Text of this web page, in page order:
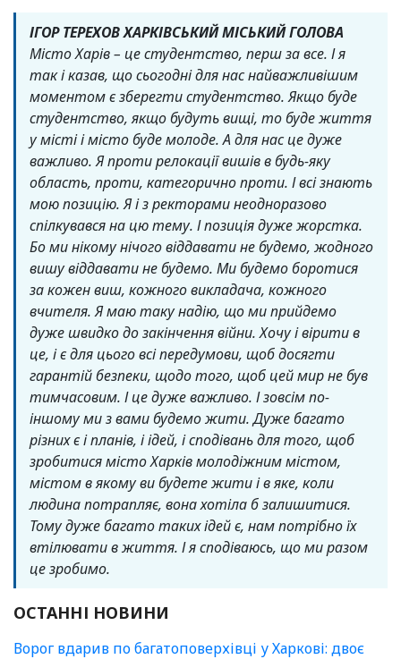
ІГОР ТЕРЕХОВ ХАРКІВСЬКИЙ МІСЬКИЙ ГОЛОВА
Місто Харів – це студентство, перш за все. І я
так і казав, що сьогодні для нас найважливішим
моментом є зберегти студентство. Якщо буде
студентство, якщо будуть вищі, то буде життя
у місті і місто буде молоде. А для нас це дуже
важливо. Я проти релокації вишів в будь-яку
область, проти, категорично проти. І всі знають
мою позицію. Я і з ректорами неодноразово
спілкувався на цю тему. І позиція дуже жорстка.
Бо ми нікому нічого віддавати не будемо, жодного
вишу віддавати не будемо. Ми будемо боротися
за кожен виш, кожного викладача, кожного
вчителя. Я маю таку надію, що ми прийдемо
дуже швидко до закінчення війни. Хочу і вірити в
це, і є для цього всі передумови, щоб досягти
гарантій безпеки, щодо того, щоб цей мир не був
тимчасовим. І це дуже важливо. І зовсім по-
іншому ми з вами будемо жити. Дуже багато
різних є і планів, і ідей, і сподівань для того, щоб
зробитися місто Харків молодіжним містом,
містом в якому ви будете жити і в яке, коли
людина потрапляє, вона хотіла б залишитися.
Тому дуже багато таких ідей є, нам потрібно їх
втілювати в життя. І я сподіваюсь, що ми разом
це зробимо.
ОСТАННІ НОВИНИ
Ворог вдарив по багатоповерхівці у Харкові: двоє